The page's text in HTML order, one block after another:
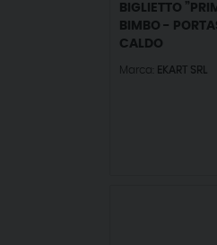
BIGLIETTO
BIMBO -
CALDO
Marca: EKART SRL